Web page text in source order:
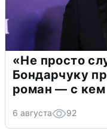
«Не просто
Бондарчуку
роман — с кем
6 августа 92